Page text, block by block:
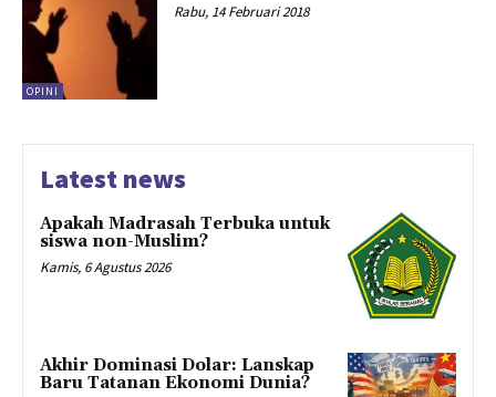
OPINI
Rabu, 14 Februari 2018
Latest news
Apakah Madrasah Terbuka untuk
siswa non-Muslim?
Kamis, 6 Agustus 2026
Akhir Dominasi Dolar: Lanskap
Baru Tatanan Ekonomi Dunia?